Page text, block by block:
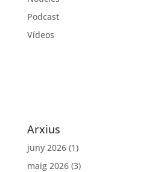
Podcast
Vídeos
Arxius
juny 2026(1)
maig 2026(3)